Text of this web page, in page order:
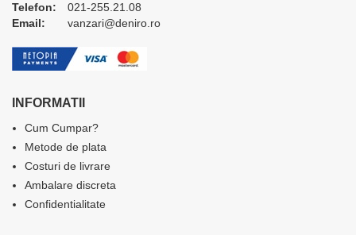
Telefon:
021-255.21.08
Email:
vanzari@deniro.ro
INFORMATII
Cum Cumpar?
Metode de plata
Costuri de livrare
Ambalare discreta
Confidentialitate